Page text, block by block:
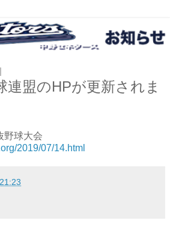
連盟のHPが更新されま
球大会
2019/07/14.html
21:23